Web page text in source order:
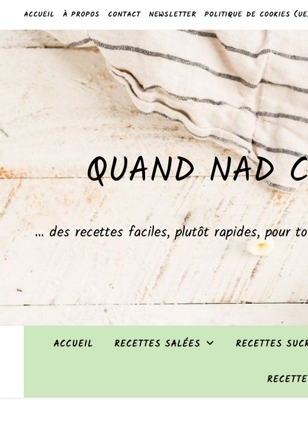
ACCUEIL À PROPOS CONTACT NEWSLETTER POLITIQUE DE COOKIES
QUAND NAD
… des recettes faciles, plutôt rapides, pour
ACCUEIL RECETTES SALÉES RECETTES